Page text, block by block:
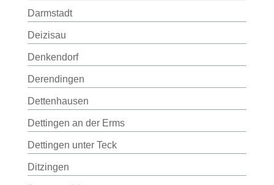
Darmstadt
Deizisau
Denkendorf
Derendingen
Dettenhausen
Dettingen an der Erms
Dettingen unter Teck
Ditzingen